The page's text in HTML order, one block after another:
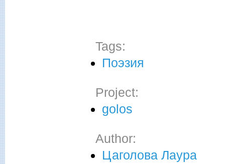
Tags:
Поэзия
Project:
golos
Author:
Цаголова Лаура